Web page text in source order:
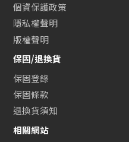
個資保護政策
隱私權聲明
版權聲明
保固/退換貨
保固登錄
保固條款
退換貨須知
相關網站